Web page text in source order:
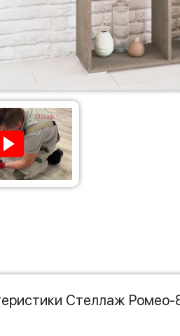
Стеллаж Ромео-